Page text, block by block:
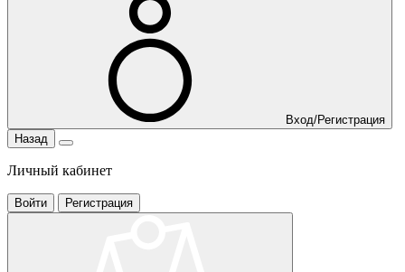
Вход/Регистрация
Назад
Личный кабинет
Войти Регистрация